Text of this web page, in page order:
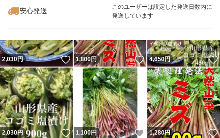
安心発送
このユーザーは設定した発送日数内に
発送しています
2,030円 いいね！
1,800円 いいね！
4,650円
2,030円 いいね！
1,100円 いいね！
1,280円